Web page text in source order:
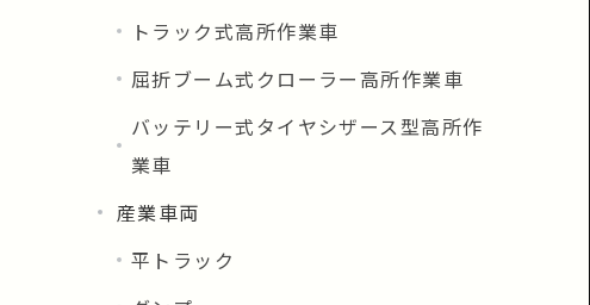
トラック式高所作業車
屈折ブーム式クローラー高所作業車
バッテリー式タイヤシザース型高所作
業車
産業車両
平トラック